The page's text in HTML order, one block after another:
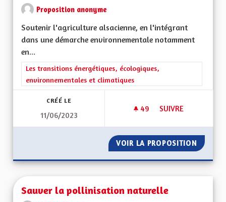
Proposition anonyme
Soutenir l'agriculture alsacienne, en l'intégrant
dans une démarche environnementale notamment
en...
Filtrer les résultats de la catégorie : Les transitions
Les transitions énergétiques, écologiques,
environnementales et climatiques
CRÉÉ LE
11/06/2023
49 49 ABONNÉS
SUIVRE
VOIR LA PROPOSITION
Sauver la pollinisation naturelle